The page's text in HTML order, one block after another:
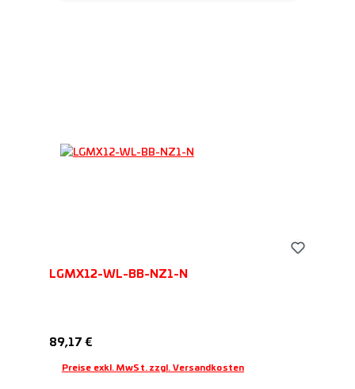
LGMX12-WL-BB-NZ1-N
Regulärer Preis:
89,17 €
Preise exkl. MwSt. zzgl. Versandkosten